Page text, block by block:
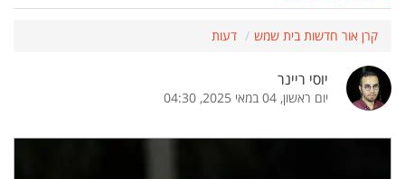
קרן אור חדשות בית שמש דעות
יוסי ריינר
יום ראשון, 04 במאי 2025, 04:30